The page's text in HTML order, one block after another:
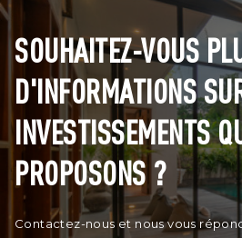
SOUHAITEZ-VOUS
D'INFORMATIONS
INVESTISSEMENTS
PROPOSONS ?
Contactez-nous et nous vous